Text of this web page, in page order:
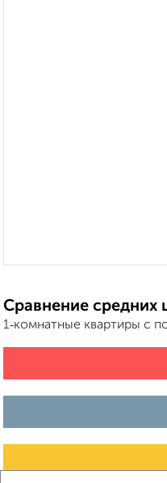
Сравнение средних
1‑комнатные квартиры с